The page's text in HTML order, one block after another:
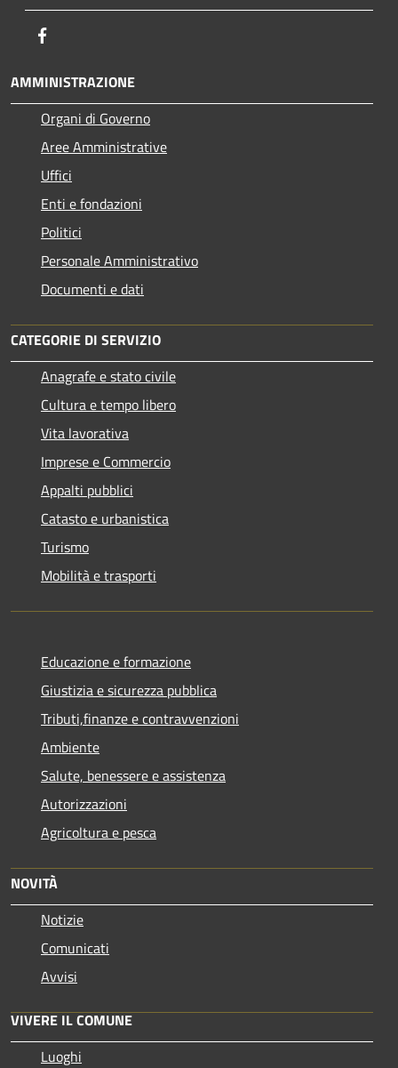
AMMINISTRAZIONE
Organi di Governo
Aree Amministrative
Uffici
Enti e fondazioni
Politici
Personale Amministrativo
Documenti e dati
CATEGORIE DI SERVIZIO
Anagrafe e stato civile
Cultura e tempo libero
Vita lavorativa
Imprese e Commercio
Appalti pubblici
Catasto e urbanistica
Turismo
Mobilità e trasporti
Educazione e formazione
Giustizia e sicurezza pubblica
Tributi,finanze e contravvenzioni
Ambiente
Salute, benessere e assistenza
Autorizzazioni
Agricoltura e pesca
NOVITÀ
Notizie
Comunicati
Avvisi
VIVERE IL COMUNE
Luoghi